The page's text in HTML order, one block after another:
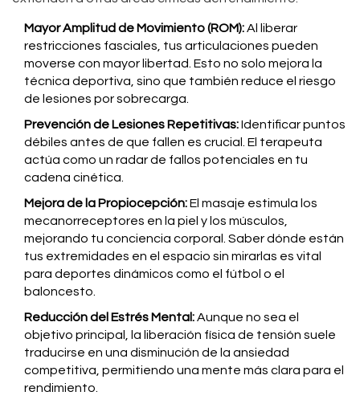
Mayor Amplitud de Movimiento (ROM):Al liberar
restricciones fasciales, tus articulaciones pueden
moverse con mayor libertad. Esto no solo mejora la
técnica deportiva, sino que también reduce el riesgo
de lesiones por sobrecarga.
Prevención de Lesiones Repetitivas:Identificar puntos
débiles antes de que fallen es crucial. El terapeuta
actúa como un radar de fallos potenciales en tu
cadena cinética.
Mejora de la Propiocepción:El masaje estimula los
mecanorreceptores en la piel y los músculos,
mejorando tu conciencia corporal. Saber dónde están
tus extremidades en el espacio sin mirarlas es vital
para deportes dinámicos como el fútbol o el
baloncesto.
Reducción del Estrés Mental:Aunque no sea el
objetivo principal, la liberación física de tensión suele
traducirse en una disminución de la ansiedad
competitiva, permitiendo una mente más clara para el
rendimiento.